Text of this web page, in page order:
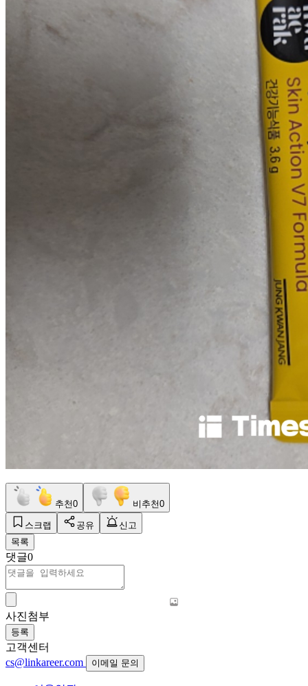
추천0 비추천0
스크랩 공유
신고
목록
댓글0
사진첨부
등록
고객센터
cs@linkareer.com
이메일 문의